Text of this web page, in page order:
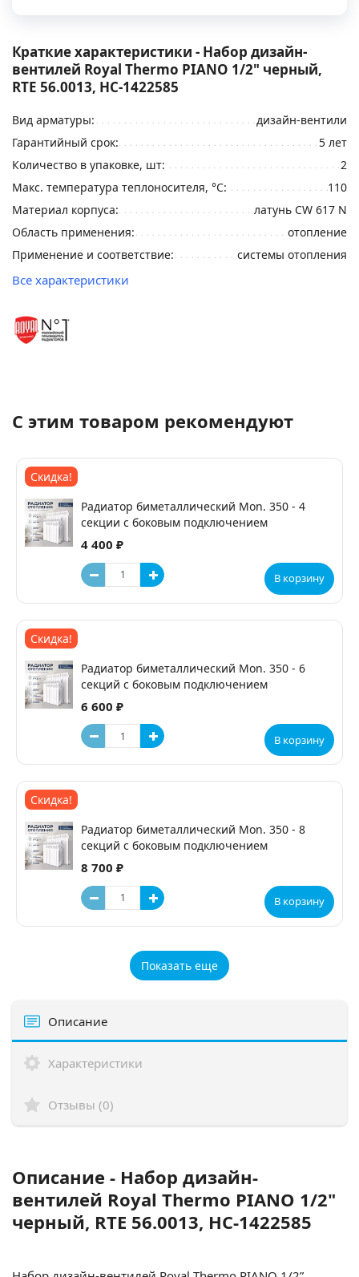
Краткие характеристики - Набор дизайн-
вентилей Royal Thermo PIANO 1/2" черный,
RTE 56.0013, НС-1422585
Вид арматуры:
дизайн-вентили
Гарантийный срок:
5 лет
Количество в упаковке, шт:
2
Макс. температура теплоносителя, °C:
110
Материал корпуса:
латунь CW 617 N
Область применения:
отопление
Применение и соответствие:
системы отопления
Все характеристики
С этим товаром рекомендуют
Скидка!
Радиатор биметаллический Mon. 350 - 4
секции c боковым подключением
4 400 ₽
В корзину
Скидка!
Радиатор биметаллический Mon. 350 - 6
секций c боковым подключением
6 600 ₽
В корзину
Скидка!
Радиатор биметаллический Mon. 350 - 8
секций c боковым подключением
8 700 ₽
В корзину
Показать еще
Описание
Характеристики
Отзывы (0)
Описание - Набор дизайн-
вентилей Royal Thermo PIANO 1/2"
черный, RTE 56.0013, НС-1422585